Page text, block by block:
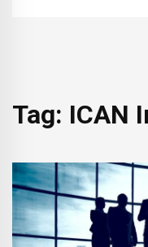
Tag: ICAN